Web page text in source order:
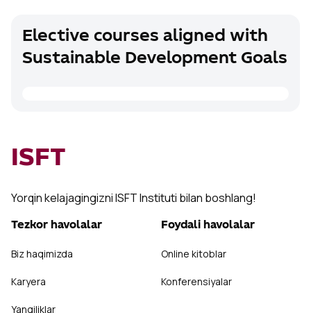
Elective courses aligned with
Sustainable Development Goals
ISFT
Yorqin kelajagingizni ISFT Instituti bilan boshlang!
Tezkor havolalar
Biz haqimizda
Karyera
Yangiliklar
Foydali havolalar
Online kitoblar
Konferensiyalar